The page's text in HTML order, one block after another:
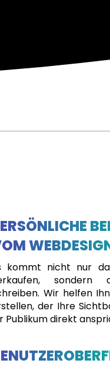
kommt nicht nur
sondern
Wir helfen
der Ihre
Publikum direkt